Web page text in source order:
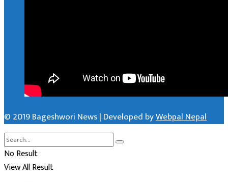
© 2019 Bageshwori News | Developed byWebpal Nepal
No Result
View All Result